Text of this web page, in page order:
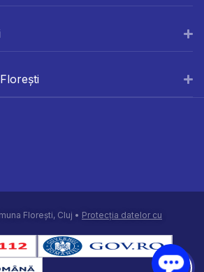
Florești, Cluj • Protecția datelor cu